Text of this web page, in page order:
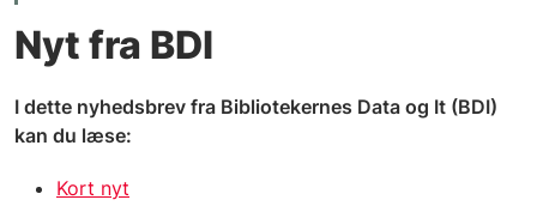
Nyt fra BDI
I dette nyhedsbrev fra Bibliotekernes Data og It (BDI)
kan du læse:
Kort nyt